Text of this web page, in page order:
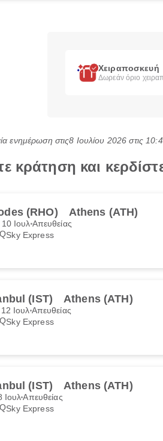
Χειραποσκευή
Δωρεάν όριο
ενημέρωση στις8 Ιουλίου 2026 στις
κράτηση και
(RHO) Athens (ATH)
Ιουλ Απευθείας
Sky Express
(IST) Athens (ATH)
Ιουλ Απευθείας
Sky Express
(IST) Athens (ATH)
ΙουλΑπευθείας
Sky Express